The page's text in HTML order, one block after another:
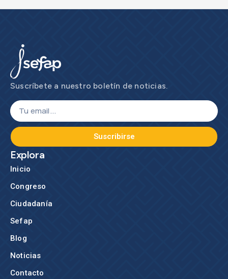
Suscríbete a nuestro boletín de noticias.
Suscribirse
Explora
Inicio
Congreso
Ciudadanía
Sefap
Blog
Noticias
Contacto